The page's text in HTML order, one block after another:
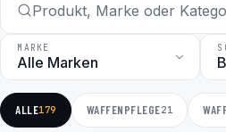
MARKE
ALLE179 WAFFENPFLEGE21